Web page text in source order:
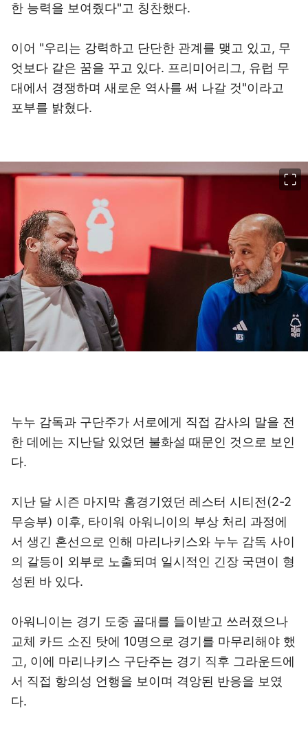
한 능력을 보여줬다"고 칭찬했다.
이어 "우리는 강력하고 단단한 관계를 맺고 있고, 무
엇보다 같은 꿈을 꾸고 있다. 프리미어리그, 유럽 무
대에서 경쟁하며 새로운 역사를 써 나갈 것"이라고
포부를 밝혔다.
누누 감독과 구단주가 서로에게 직접 감사의 말을 전
한 데에는 지난달 있었던 불화설 때문인 것으로 보인
다.
지난 달 시즌 마지막 홈경기였던 레스터 시티전(2-2
무승부) 이후, 타이워 아워니이의 부상 처리 과정에
서 생긴 혼선으로 인해 마리나키스와 누누 감독 사이
의 갈등이 외부로 노출되며 일시적인 긴장 국면이 형
성된 바 있다.
아워니이는 경기 도중 골대를 들이받고 쓰러졌으나
교체 카드 소진 탓에 10명으로 경기를 마무리해야 했
고, 이에 마리나키스 구단주는 경기 직후 그라운드에
서 직접 항의성 언행을 보이며 격앙된 반응을 보였
다.